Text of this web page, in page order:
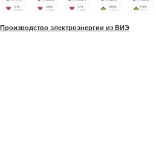
Производство электроэнергии из ВИЭ